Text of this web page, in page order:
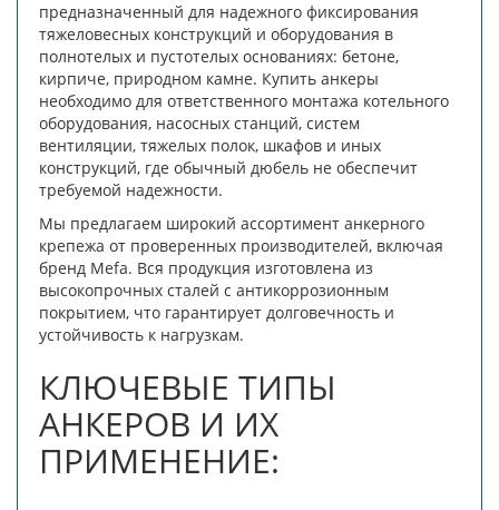
предназначенный для надежного фиксирования
тяжеловесных конструкций и оборудования в
полнотелых и пустотелых основаниях: бетоне,
кирпиче, природном камне. Купить анкеры
необходимо для ответственного монтажа котельного
оборудования, насосных станций, систем
вентиляции, тяжелых полок, шкафов и иных
конструкций, где обычный дюбель не обеспечит
требуемой надежности.
Мы предлагаем широкий ассортимент анкерного
крепежа от проверенных производителей, включая
бренд Mefa. Вся продукция изготовлена из
высокопрочных сталей с антикоррозионным
покрытием, что гарантирует долговечность и
устойчивость к нагрузкам.
КЛЮЧЕВЫЕ ТИПЫ
АНКЕРОВ И ИХ
ПРИМЕНЕНИЕ: